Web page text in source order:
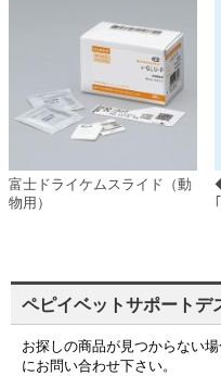
富士ドライケムスライド（動
物用）
ペピイベットサポートデ
お探しの商品が見つからない
にお問い合わせ下さい。